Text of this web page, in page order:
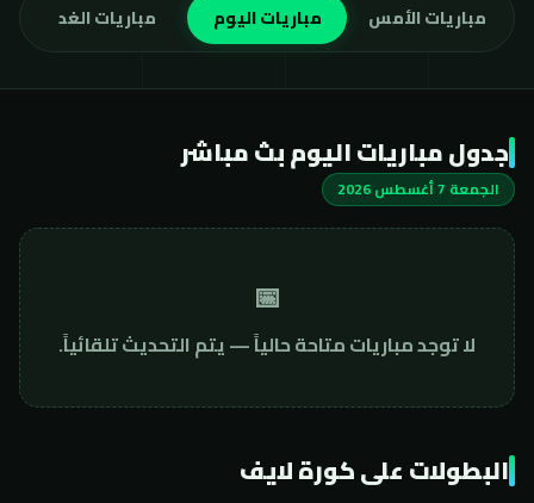
مباريات الأمس مباريات اليوم مباريات الغد
جدول مباريات اليوم بث مباشر
الجمعة 7 أغسطس 2026
📅
لا توجد مباريات متاحة حالياً — يتم التحديث تلقائياً.
البطولات على كورة لايف